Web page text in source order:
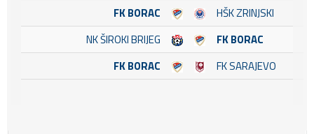
FK BORAC
HŠK ZRINJSKI
NK ŠIROKI BRIJEG
FK BORAC
FK BORAC
FK SARAJEVO